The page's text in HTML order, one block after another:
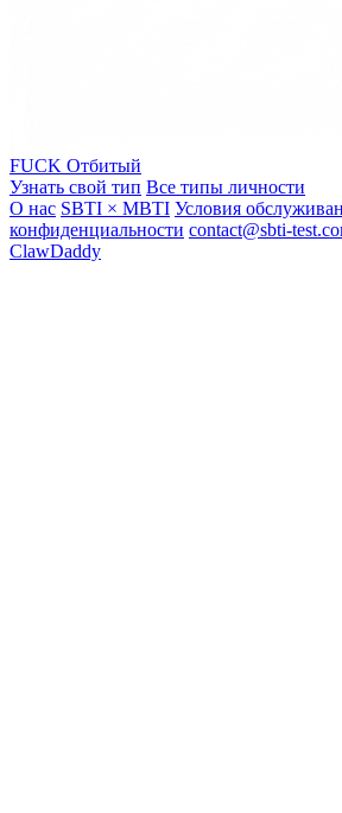
FUCK Отбитый
Узнать свой тип Все типы личности
О нас SBTI × MBTI Условия
конфиденциальности contact@sbti-
ClawDaddy